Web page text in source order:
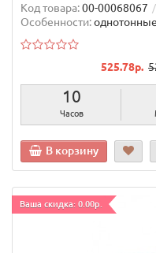
Код товара:00-00068067
Особенности:однотонные
525.78р.
10
Часов
В корзину
Ваша скидка: 0.00р.